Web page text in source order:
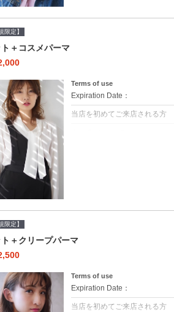
限定】
＋コスメパーマ
Terms of use
Expiration Date：
当店を初めてご来店される方
限定】
＋クリープパーマ
Terms of use
Expiration Date：
当店を初めてご来店される方